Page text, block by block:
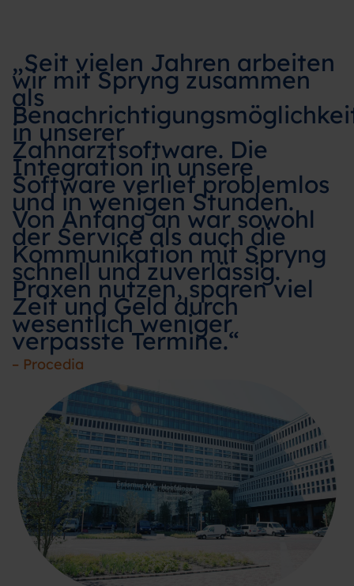
„Seit vielen Jahren arbeiten
wir mit Spryng zusammen
als
in unserer
Zahnarztsoftware. Die
Integration in unsere
Software verlief problemlos
und in wenigen Stunden.
Von Anfang an war sowohl
der Service als auch die
Kommunikation mit Spryng
schnell und zuverlässig.
Praxen nutzen, sparen viel
Zeit und Geld durch
wesentlich weniger
verpasste Termine.“
– Procedia